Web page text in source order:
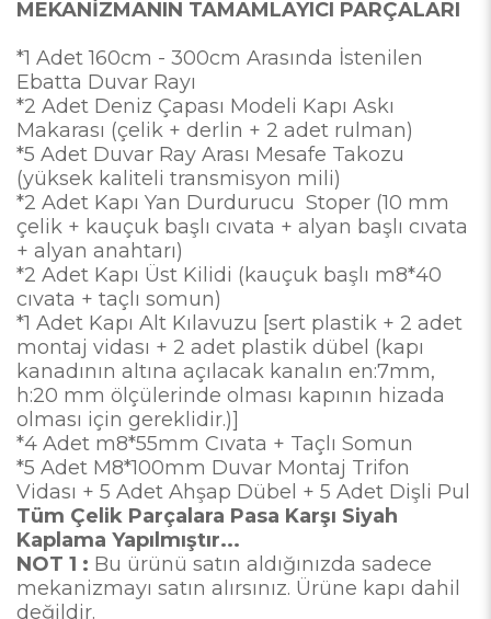
MEKANİZMANIN TAMAMLAYICI PARÇALARI
*1 Adet 160cm - 300cm Arasında İstenilen
Ebatta Duvar Rayı
*2 Adet Deniz Çapası Modeli Kapı Askı
Makarası (çelik + derlin + 2 adet rulman)
*5 Adet Duvar Ray Arası Mesafe Takozu
(yüksek kaliteli transmisyon mili)
*2 Adet Kapı Yan Durdurucu Stoper (10 mm
çelik + kauçuk başlı cıvata + alyan başlı cıvata
+ alyan anahtarı)
*2 Adet Kapı Üst Kilidi (kauçuk başlı m8*40
cıvata + taçlı somun)
*1 Adet Kapı Alt Kılavuzu [sert plastik + 2 adet
montaj vidası + 2 adet plastik dübel (kapı
kanadının altına açılacak kanalın en:7mm,
h:20 mm ölçülerinde olması kapının hizada
olması için gereklidir.)]
*4 Adet m8*55mm Cıvata + Taçlı Somun
*5 Adet M8*100mm Duvar Montaj Trifon
Vidası + 5 Adet Ahşap Dübel + 5 Adet Dişli Pul
Tüm Çelik Parçalara Pasa Karşı Siyah
Kaplama Yapılmıştır...
NOT 1 : Bu ürünü satın aldığınızda sadece
mekanizmayı satın alırsınız. Ürüne kapı dahil
değildir.